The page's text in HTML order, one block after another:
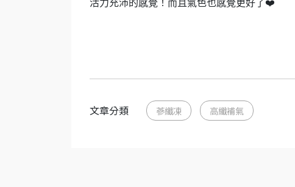
活力充沛的感覺！而且氣色也感覺更好了❤️
文章分類 蔘纖凍 高纖補氣